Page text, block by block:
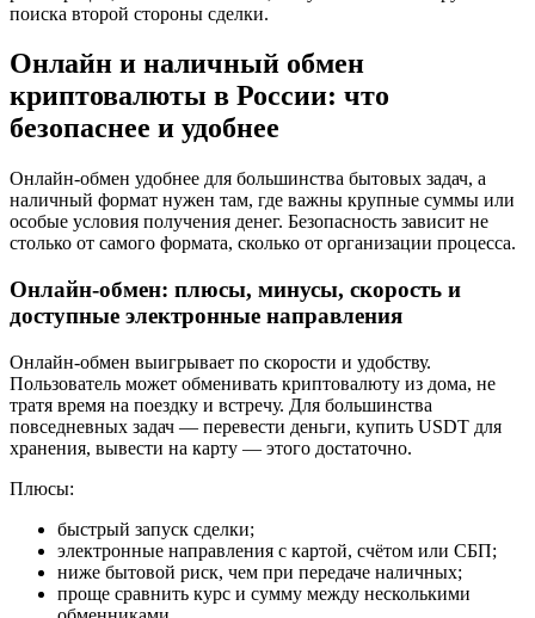
поиска второй стороны сделки.
Онлайн и наличный обмен
криптовалюты в России: что
безопаснее и удобнее
Онлайн-обмен удобнее для большинства бытовых задач, а
наличный формат нужен там, где важны крупные суммы или
особые условия получения денег. Безопасность зависит не
столько от самого формата, сколько от организации процесса.
Онлайн-обмен: плюсы, минусы, скорость и
доступные электронные направления
Онлайн-обмен выигрывает по скорости и удобству.
Пользователь может обменивать криптовалюту из дома, не
тратя время на поездку и встречу. Для большинства
повседневных задач — перевести деньги, купить USDT для
хранения, вывести на карту — этого достаточно.
Плюсы:
быстрый запуск сделки;
электронные направления с картой, счётом или СБП;
ниже бытовой риск, чем при передаче наличных;
проще сравнить курс и сумму между несколькими